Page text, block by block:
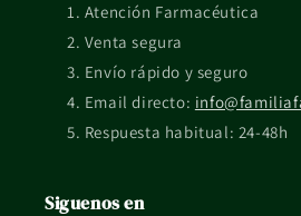
Atención Farmacéutica
Venta segura
Envío rápido y seguro
Email directo:
Respuesta habitual: 24-48h
Siguenos en